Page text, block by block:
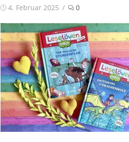
Posted
4. Februar 2025 0